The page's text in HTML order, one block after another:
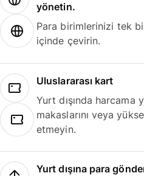
yönetin.
Para birimlerinizi tek
içinde çevirin.
Uluslararası kart
Yurt dışında harcama
makaslarını veya
etmeyin.
Yurt dışına para